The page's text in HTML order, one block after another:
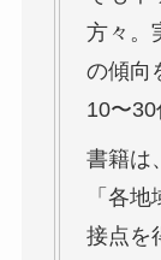
方々。
の傾向
10〜30
書籍は
「各
接点を